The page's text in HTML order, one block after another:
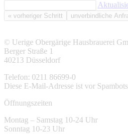
« vorheriger Schritt unverbindliche
© Uerige Obergärige Hausbrauerei
Berger Straße 1
40213 Düsseldorf
Telefon: 0211 86699-0
Diese E-Mail-Adresse ist vor
Öffnungszeiten
Montag – Samstag 10-24 Uhr
Sonntag 10-23 Uhr